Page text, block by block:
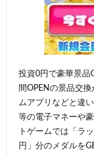
投資0円で豪華景品
間OPENの景品交
ムアプリなどと違
等の電子マネーや
トゲームでは「ラ
円」分のメダルを